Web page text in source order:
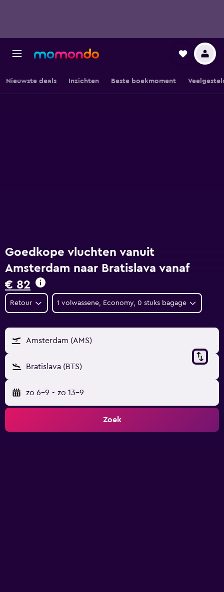
Nieuwste deals Inzichten Beste boekmoment
Goedkope vluchten vanuit
Amsterdam naar Bratislava vanaf
€ 82
Retour 1 volwassene, Economy, 0 stuks bagage
Amsterdam (AMS)
Bratislava (BTS)
zo 6-9 - zo 13-9
Zoek